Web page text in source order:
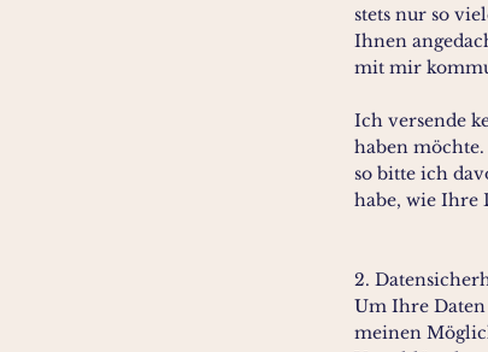
stets nur so
Ihnen
mit mir
Ich versende
haben
so bitte ich
habe, wie Ihre
2.
Um Ihre Daten
meinen